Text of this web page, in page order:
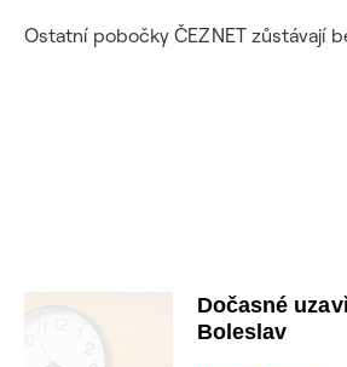
Ostatní pobočky ČEZNET zůstávají
Dočasné
Boleslav